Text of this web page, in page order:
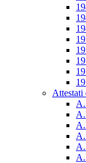
Attestati